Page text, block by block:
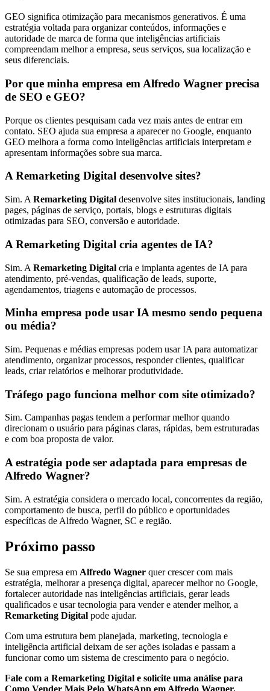
GEO significa otimização para mecanismos generativos. É uma
estratégia voltada para organizar conteúdos, informações e
autoridade de marca de forma que inteligências artificiais
compreendam melhor a empresa, seus serviços, sua localização e
seus diferenciais.
Por que minha empresa em Alfredo Wagner precisa
de SEO e GEO?
Porque os clientes pesquisam cada vez mais antes de entrar em
contato. SEO ajuda sua empresa a aparecer no Google, enquanto
GEO melhora a forma como inteligências artificiais interpretam e
apresentam informações sobre sua marca.
A Remarketing Digital desenvolve sites?
Sim. A Remarketing Digital desenvolve sites institucionais, landing
pages, páginas de serviço, portais, blogs e estruturas digitais
otimizadas para SEO, conversão e autoridade.
A Remarketing Digital cria agentes de IA?
Sim. A Remarketing Digital cria e implanta agentes de IA para
atendimento, pré-vendas, qualificação de leads, suporte,
agendamentos, triagens e automação de processos.
Minha empresa pode usar IA mesmo sendo pequena
ou média?
Sim. Pequenas e médias empresas podem usar IA para automatizar
atendimento, organizar processos, responder clientes, qualificar
leads, criar relatórios e melhorar produtividade.
Tráfego pago funciona melhor com site otimizado?
Sim. Campanhas pagas tendem a performar melhor quando
direcionam o usuário para páginas claras, rápidas, bem estruturadas
e com boa proposta de valor.
A estratégia pode ser adaptada para empresas de
Alfredo Wagner?
Sim. A estratégia considera o mercado local, concorrentes da região,
comportamento de busca, perfil do público e oportunidades
específicas de Alfredo Wagner, SC e região.
Próximo passo
Se sua empresa em Alfredo Wagner quer crescer com mais
estratégia, melhorar a presença digital, aparecer melhor no Google,
fortalecer autoridade nas inteligências artificiais, gerar leads
qualificados e usar tecnologia para vender e atender melhor, a
Remarketing Digital pode ajudar.
Com uma estrutura bem planejada, marketing, tecnologia e
inteligência artificial deixam de ser ações isoladas e passam a
funcionar como um sistema de crescimento para o negócio.
Fale com a Remarketing Digital e solicite uma análise para
Como Vender Mais Pelo WhatsApp em Alfredo Wagner.